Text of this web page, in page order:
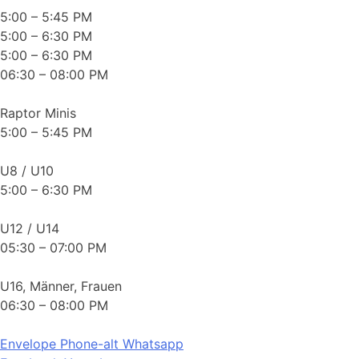
5:00 – 5:45 PM
5:00 – 6:30 PM
5:00 – 6:30 PM
06:30 – 08:00 PM
Raptor Minis
5:00 – 5:45 PM
U8 / U10
5:00 – 6:30 PM
U12 / U14
05:30 – 07:00 PM
U16, Männer, Frauen
06:30 – 08:00 PM
Envelope Phone-alt Whatsapp